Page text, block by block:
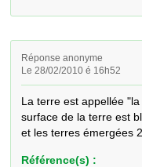
Réponse anonyme
Le 28/02/2010 é 16h52
La terre est appellée
surface de la terre est
et les terres émergées
Référence(s) :